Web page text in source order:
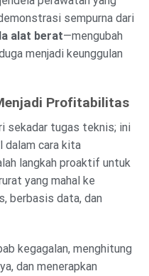
sempurna dari
alat berat—mengubah
menjadi keunggulan
Profitabilitas
sekadar tugas teknis; ini
dalam cara kita
langkah proaktif untuk
yang mahal ke
berbasis data, dan
kegagalan, menghitung
dan menerapkan